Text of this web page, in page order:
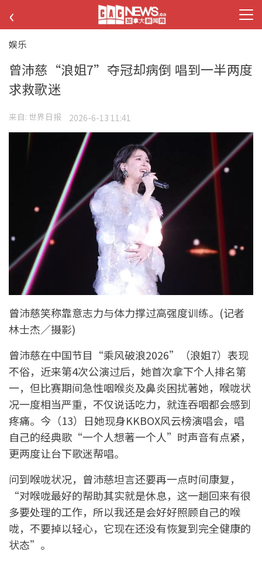
‹
娱乐
曾沛慈“浪姐7”夺冠却病倒 唱到一半两度
求救歌迷
来自: 世界日报 2026-6-13 11:41
曾沛慈笑称靠意志力与体力撑过高强度训练。(记者
林士杰／摄影)
曾沛慈在中国节目“乘风破浪2026”（浪姐7）表现
不俗，近来第4次公演过后，她首次拿下个人排名第
一，但比赛期间急性咽喉炎及鼻炎困扰著她，喉咙状
况一度相当严重，不仅说话吃力，就连吞咽都会感到
疼痛。今（13）日她现身KKBOX风云榜演唱会，唱
自己的经典歌“一个人想著一个人”时声音有点紧，
更两度让台下歌迷帮唱。
问到喉咙状况，曾沛慈坦言还要再一点时间康复，
“对喉咙最好的帮助其实就是休息，这一趟回来有很
多要处理的工作，所以我还是会好好照顾自己的喉
咙，不要掉以轻心，它现在还没有恢复到完全健康的
状态”。